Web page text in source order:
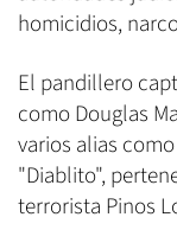
homicidios,
El pandillero
como Douglas
varios alias
"Diablito",
terrorista Pinos